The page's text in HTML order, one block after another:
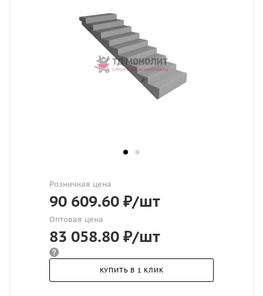
Розничная цена
90 609.60 ₽/шт
Оптовая цена
83 058.80 ₽/шт
КУПИТЬ В 1 КЛИК